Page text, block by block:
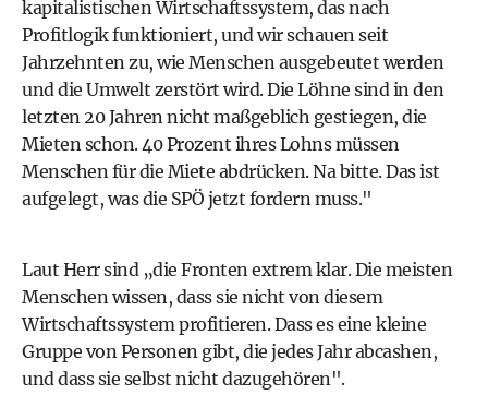
kapitalistischen Wirtschaftssystem, das nach
Profitlogik funktioniert, und wir schauen seit
Jahrzehnten zu, wie Menschen ausgebeutet werden
und die Umwelt zerstört wird. Die Löhne sind in den
letzten 20 Jahren nicht maßgeblich gestiegen, die
Mieten schon. 40 Prozent ihres Lohns müssen
Menschen für die Miete abdrücken. Na bitte. Das ist
aufgelegt, was die SPÖ jetzt fordern muss."
Laut Herr sind „die Fronten extrem klar. Die meisten
Menschen wissen, dass sie nicht von diesem
Wirtschaftssystem profitieren. Dass es eine kleine
Gruppe von Personen gibt, die jedes Jahr abcashen,
und dass sie selbst nicht dazugehören".